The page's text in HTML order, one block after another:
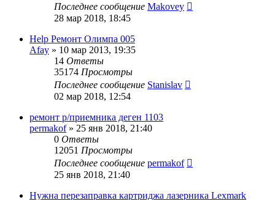
Последнее сообщение Makovey
28 мар 2018, 18:45
Help Ремонт Олимпа 005
Afay » 10 мар 2013, 19:35
14 Ответы
35174 Просмотры
Последнее сообщение Stanislav
02 мар 2018, 12:54
ремонт р/приемника деген 1103
permakof» 25 янв 2018, 21:40
0 Ответы
12051 Просмотры
Последнее сообщение permakof
25 янв 2018, 21:40
Нужна перезаправка картриджа лазерника Lexmark